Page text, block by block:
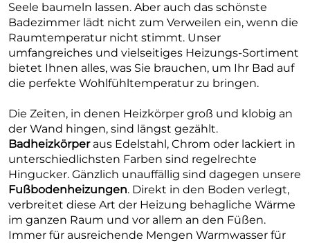
Seele baumeln lassen. Aber auch das schönste
Badezimmer lädt nicht zum Verweilen ein, wenn die
Raumtemperatur nicht stimmt. Unser
umfangreiches und vielseitiges Heizungs-Sortiment
bietet Ihnen alles, was Sie brauchen, um Ihr Bad auf
die perfekte Wohlfühltemperatur zu bringen.
Die Zeiten, in denen Heizkörper groß und klobig an
der Wand hingen, sind längst gezählt.
Badheizkörperaus Edelstahl, Chrom oder lackiert in
unterschiedlichsten Farben sind regelrechte
Hingucker. Gänzlich unauffällig sind dagegen unsere
Fußbodenheizungen. Direkt in den Boden verlegt,
verbreitet diese Art der Heizung behagliche Wärme
im ganzen Raum und vor allem an den Füßen.
Immer für ausreichende Mengen Warmwasser für